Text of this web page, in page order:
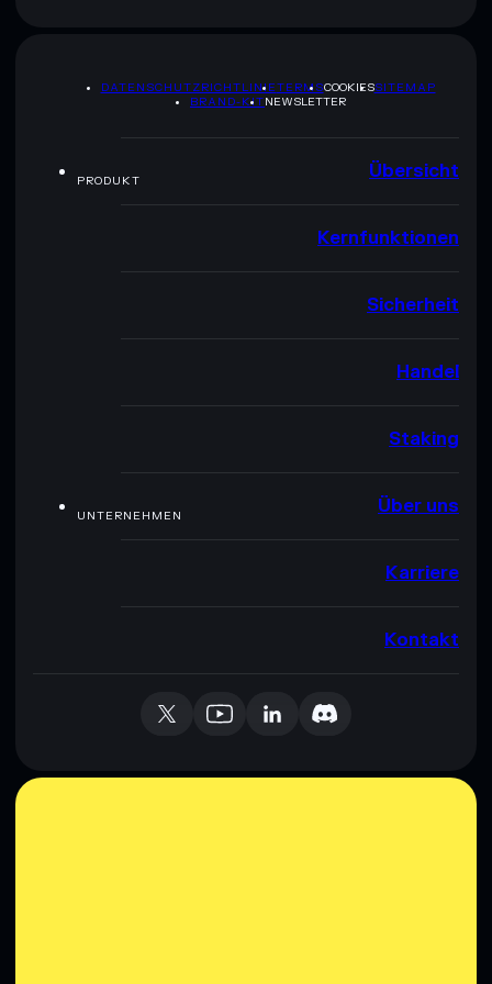
DATENSCHUTZRICHTLINIETERMSCOOKIESSITEMAP
BRAND-KITNEWSLETTER
PRODUKT Übersicht
Kernfunktionen
Sicherheit
Handel
Staking
UNTERNEHMEN Über uns
Karriere
Kontakt